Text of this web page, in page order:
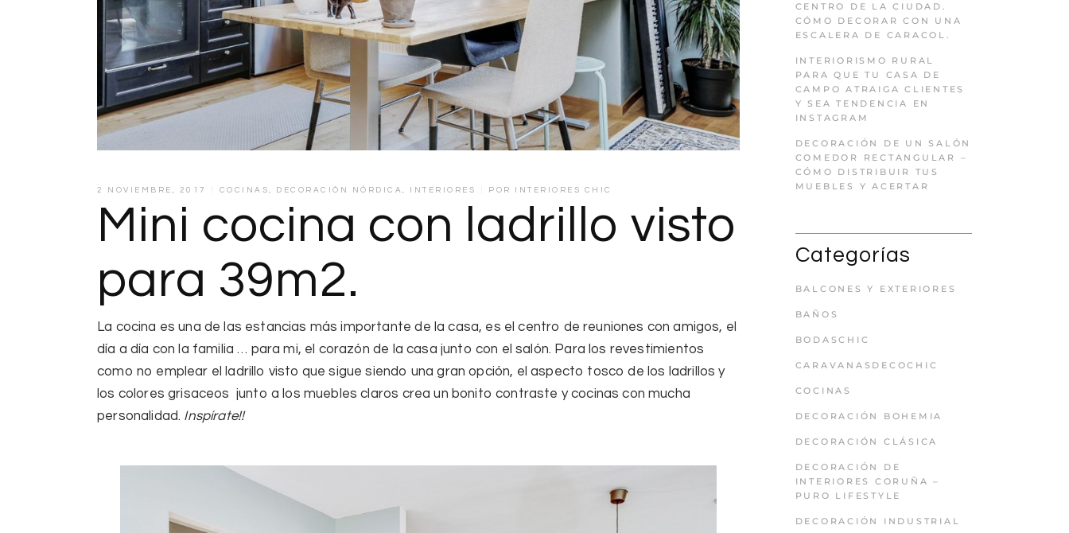
2 NOVIEMBRE, 2017 COCINAS DECORACIÓN NÓRDICA INTERIORES POR INTERIORES CHIC
Mini cocina con ladrillo visto
para 39m2.
La cocina es una de las estancias más importante de la casa, es el centro de reuniones con amigos, el
día a día con la familia … para mi, el corazón de la casa junto con el salón. Para los revestimientos
como no emplear el ladrillo visto que sigue siendo una gran opción, el aspecto tosco de los ladrillos y
los colores grisaceos junto a los muebles claros crea un bonito contraste ycocinas con mucha
personalidad. Inspírate!!
CENTRO DE LA CIUDAD.
CÓMO DECORAR CON UNA
ESCALERA DE CARACOL.
INTERIORISMO RURAL
PARA QUE TU CASA DE
CAMPO ATRAIGA CLIENTES
Y SEA TENDENCIA EN
INSTAGRAM
DECORACIÓN DE UN SALÓN
COMEDOR RECTANGULAR –
CÓMO DISTRIBUIR TUS
MUEBLES Y ACERTAR
Categorías
BALCONES Y EXTERIORES
BAÑOS
BODASCHIC
CARAVANASDECOCHIC
COCINAS
DECORACIÓN BOHEMIA
DECORACIÓN CLÁSICA
DECORACIÓN DE
INTERIORES CORUÑA –
PURO LIFESTYLE
DECORACIÓN INDUSTRIAL